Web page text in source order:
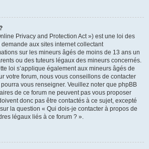
Privacy and Protection Act ») est une loi des
demande aux sites internet collectant
sur les mineurs âgés de moins de 13 ans un
ou des tuteurs légaux des mineurs concernés.
loi s’applique également aux mineurs âgés de
votre forum, nous vous conseillons de contacter
vous renseigner. Veuillez noter que phpBB
de ce forum ne peuvent pas vous proposer
donc pas être contactés à ce sujet, excepté
la question « Qui dois-je contacter à propos de
légaux liés à ce forum ? ».